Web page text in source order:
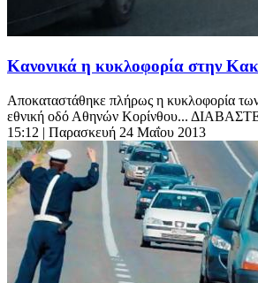
Κανονικά η κυκλοφορία στην
Αποκαταστάθηκε πλήρως η κυκλοφορία
εθνική οδό Αθηνών Κορίνθου...
15:12 | Παρασκευή 24 Μαΐου 2013